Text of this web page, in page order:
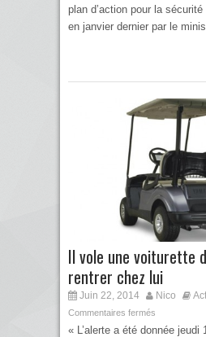
plan d’action pour la
en janvier dernier par le
Il vole une voiturette
rentrer chez lui
Juin 22, 2014 Nico
Commentaires fermés
« L’alerte a été donnée jeudi